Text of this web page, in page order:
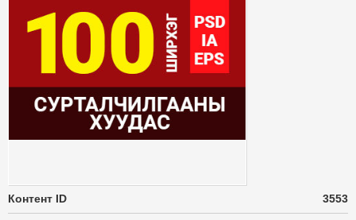
Контент ID 3553